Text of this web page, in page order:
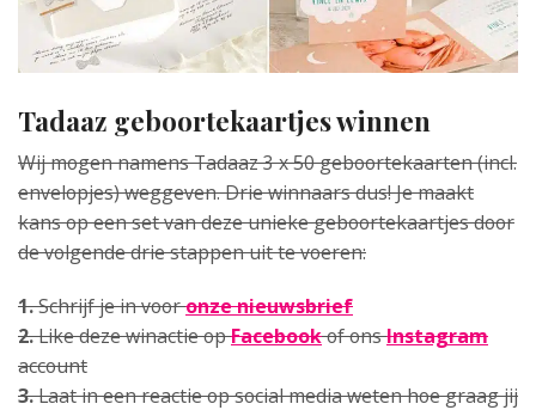
Tadaaz geboortekaartjes winnen
Wij mogen namens Tadaaz 3 x 50 geboortekaarten (incl.
envelopjes) weggeven. Drie winnaars dus! Je maakt
kans op een set van deze unieke geboortekaartjes door
de volgende drie stappen uit te voeren:
1.Schrijf je in vooronze nieuwsbrief
2.Like deze winactie opFacebookof onsInstagram
account
3.Laat in een reactie op social media weten hoe graag jij